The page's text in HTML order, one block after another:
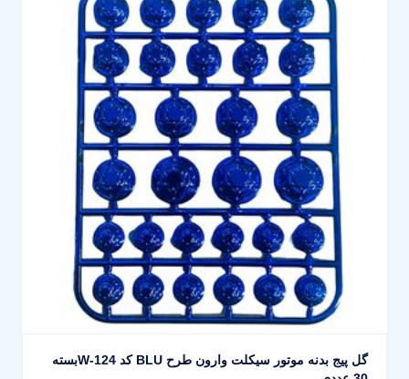
گل پیج بدنه موتور سیکلت وارون طرح BLU کد W-124بسته